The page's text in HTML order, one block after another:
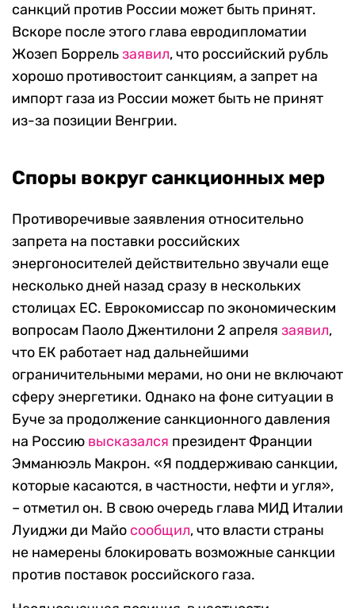
санкций против России может быть принят.
Вскоре после этого глава евродипломатии
Жозеп Боррельзаявил, что российский рубль
хорошо противостоит санкциям, а запрет на
импорт газа из России может быть не принят
из-за позиции Венгрии.
Споры вокруг санкционных мер
Противоречивые заявления относительно
запрета на поставки российских
энергоносителей действительно звучали еще
несколько дней назад сразу в нескольких
столицах ЕС. Еврокомиссар по экономическим
вопросам Паоло Джентилони 2 апреля заявил,
что ЕК работает над дальнейшими
ограничительными мерами, но они не включают
сферу энергетики. Однако на фоне ситуации в
Буче за продолжение санкционного давления
на Россию высказался президент Франции
Эмманюэль Макрон. «Я поддерживаю санкции,
которые касаются, в частности, нефти и угля»,
– отметил он. В свою очередь глава МИД Италии
Луиджи ди Майо сообщил, что власти страны
не намерены блокировать возможные санкции
против поставок российского газа.